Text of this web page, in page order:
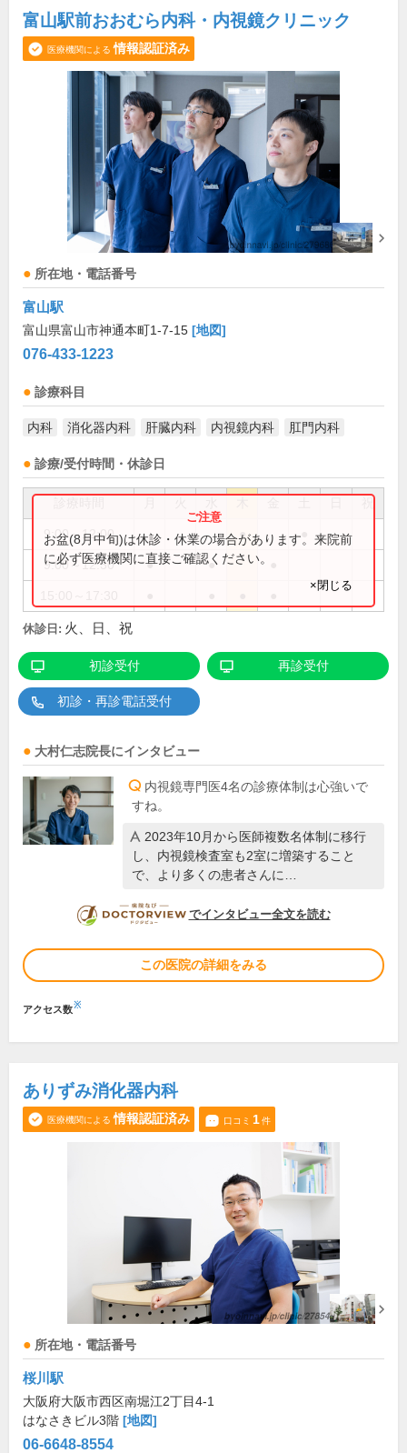
富山駅前おおむら内科・内視鏡クリニック
医療機関による 情報認証済み
所在地・電話番号
富山駅
富山県富山市神通本町1-7-15 [地図]
076-433-1223
診療科目
内科 消化器内科 肝臓内科 内視鏡内科 肛門内科
診療/受付時間・休診日
9:00～12:00 ●
9:00～12:30 ● ●
お盆(8月中旬)は休診・休業の場合があります。来院前
に必ず医療機関に直接ご確認ください。
×閉じる
休診日: 火、日、祝
初診受付 再診受付
初診・再診電話受付
大村仁志院長にインタビュー
内視鏡専門医4名の診療体制は心強いで
すね。
2023年10月から医師複数名体制に移行
し、内視鏡検査室も2室に増築すること
で、より多くの患者さんに…
DOCTORVIEW
でインタビュー全文を読む
この医院の詳細をみる
アクセス数※
ありずみ消化器内科
医療機関による 情報認証済み 口コミ 1件
所在地・電話番号
桜川駅
大阪府大阪市西区南堀江2丁目4-1
はなさきビル3階 [地図]
06-6648-8554